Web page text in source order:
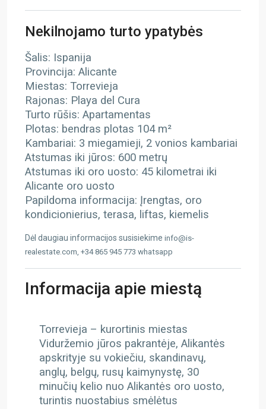
Nekilnojamo turto ypatybės
Šalis: Ispanija
Provincija: Alicante
Miestas: Torrevieja
Rajonas: Playa del Cura
Turto rūšis: Apartamentas
Plotas: bendras plotas 104 m²
Kambariai: 3 miegamieji, 2 vonios kambariai
Atstumas iki jūros: 600 metrų
Atstumas iki oro uosto: 45 kilometrai iki
Alicante oro uosto
Papildoma informacija: Įrengtas, oro
kondicionierius, terasa, liftas, kiemelis
Dėl daugiau informacijos susisiekime info@is-
realestate.com, +34 865 945 773 whatsapp
Informacija apie miestą
Torrevieja – kurortinis miestas
Viduržemio jūros pakrantėje, Alikantės
apskrityje su vokiečiu, skandinavų,
anglų, belgų, rusų kaimynystę, 30
minučių kelio nuo Alikantės oro uosto,
turintis nuostabius smėlėtus